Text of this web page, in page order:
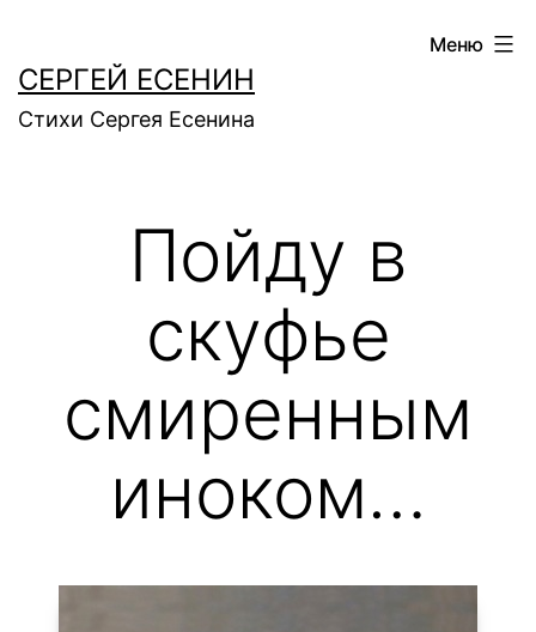
содержимому
СЕРГЕЙ ЕСЕНИН
Стихи Сергея Есенина
Меню
Пойду в
скуфье
смиренным
иноком…